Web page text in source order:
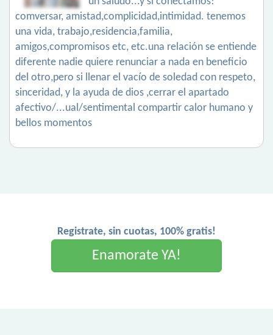
comversar, amistad,complicidad,intimidad. tenemos
una vida, trabajo,residencia,familia,
amigos,compromisos etc, etc.una relación se entiende
diferente nadie quiere renunciar a nada en beneficio
del otro,pero si llenar el vacío de soledad con respeto,
sinceridad, y la ayuda de dios ,cerrar el apartado
afectivo/...ual/sentimental compartir calor humano y
bellos momentos
Registrate, sin cuotas, 100% gratis!
Enamorate YA!